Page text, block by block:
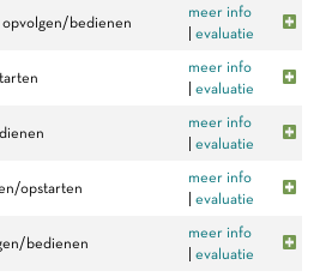
opvolgen/bedienen
meer info
evaluatie
meer info
evaluatie
meer info
evaluatie
opstarten
meer info
evaluatie
bedienen
meer info
evaluatie